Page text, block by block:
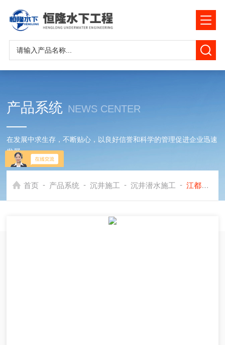
产品系统 NEWS CENTER
在发展中求生存，不断贴心，以良好信誉和科学的管理促进企业迅速
发展
首页 - 产品系统 - 沉井施工 - 沉井潜水施工 - 江都市沉井下沉工程公司